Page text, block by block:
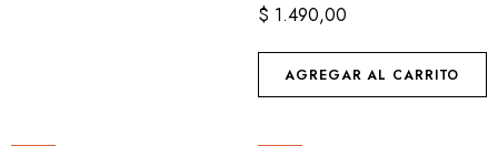
$ 1.490,00
AGREGAR AL CARRITO